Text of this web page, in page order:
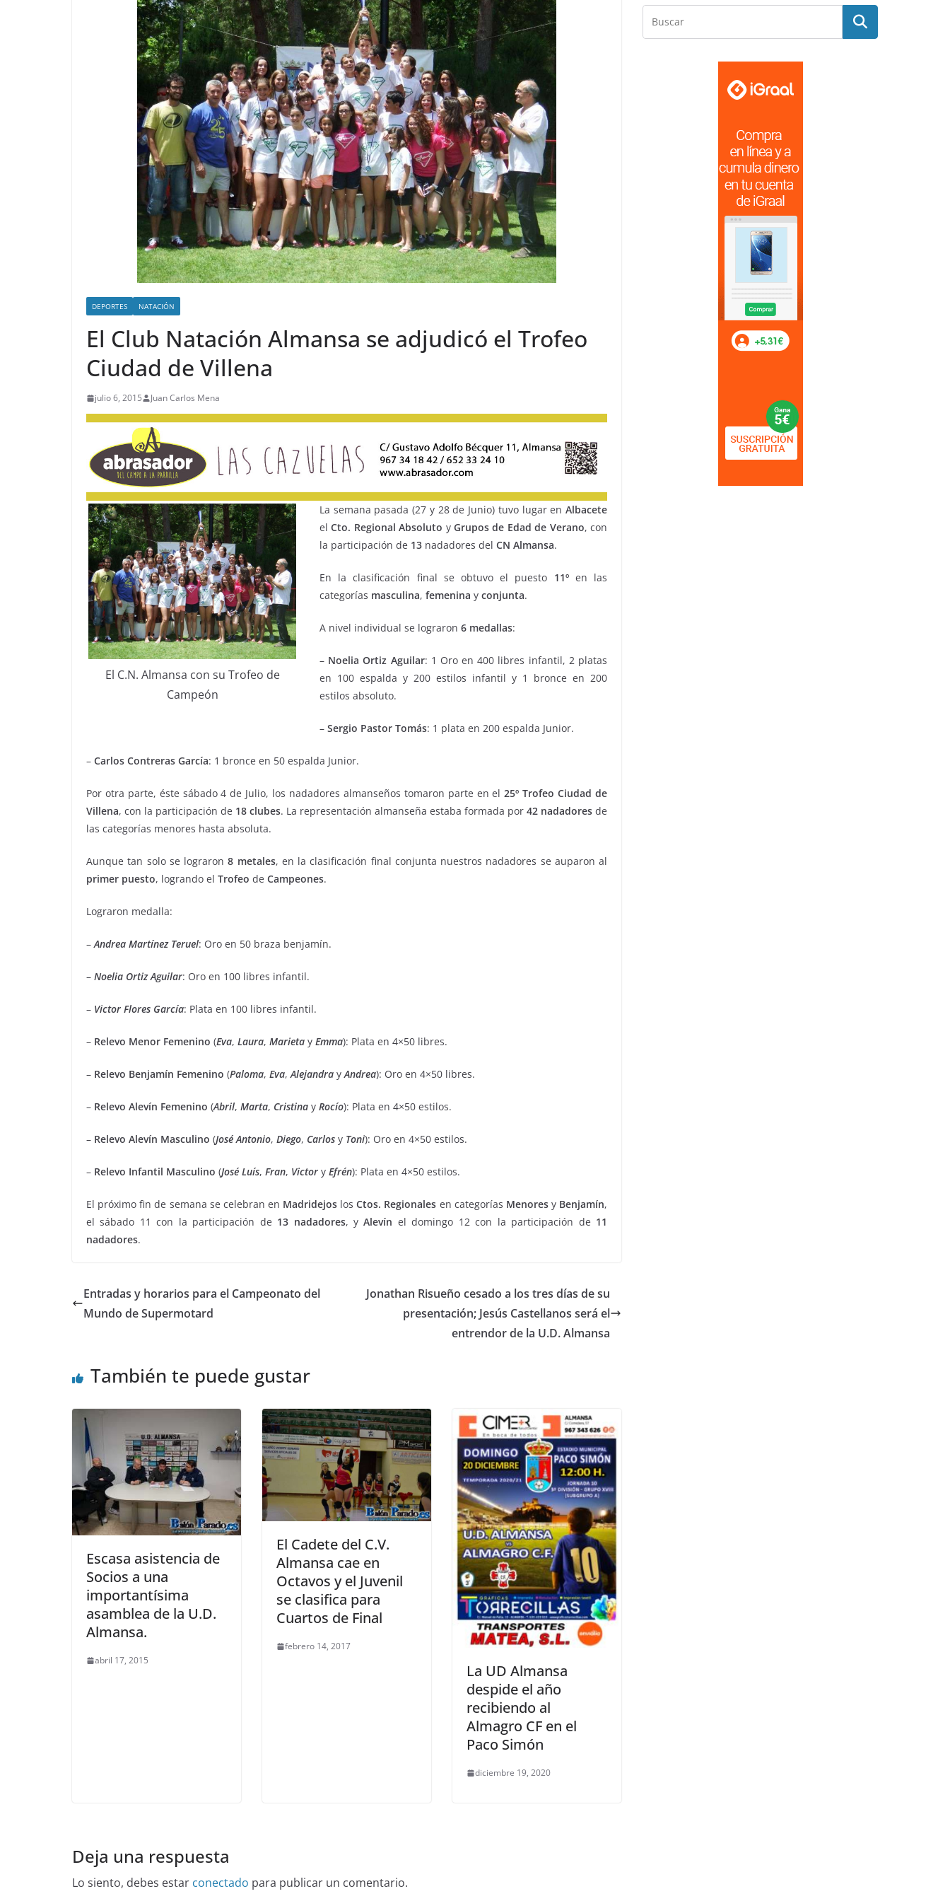
DEPORTES NATACIÓN
El Club Natación Almansa se adjudicó el Trofeo
Ciudad de Villena
julio 6, 2015 Juan Carlos Mena
El C.N. Almansa con su Trofeo de
Campeón
La semana pasada (27 y 28 de Junio) tuvo lugar en Albacete
elCto. Regional Absoluto yGrupos de Edad de Verano, con
la participación de 13 nadadores del CN Almansa.
En la clasificación final se obtuvo el puesto 11ºen las
categorías masculina, femenina y conjunta.
A nivel individual se lograron 6 medallas:
– Noelia Ortiz Aguilar: 1 Oro en 400 libres infantil, 2 platas
en 100 espalda y 200 estilos infantil y 1 bronce en 200
estilos absoluto.
– Sergio Pastor Tomás: 1 plata en 200 espalda Junior.
– Carlos Contreras García: 1 bronce en 50 espalda Junior.
Por otra parte, éste sábado 4 de Julio, los nadadores almanseños tomaron parte en el25º Trofeo Ciudad de
Villena, con la participación de 18 clubes. La representación almanseña estaba formada por 42 nadadores de
las categorías menores hasta absoluta.
Aunque tan solo se lograron8 metales, en la clasificación final conjunta nuestros nadadores se auparon al
primer puesto, logrando el Trofeo de Campeones.
Lograron medalla:
–Andrea Martínez Teruel: Oro en 50 braza benjamín.
– Noelia Ortiz Aguilar: Oro en 100 libres infantil.
– Victor Flores García: Plata en 100 libres infantil.
– Relevo Menor Femenino (Eva, Laura, Marieta y Emma): Plata en 4×50 libres.
– Relevo Benjamín Femenino (Paloma, Eva,Alejandra yAndrea): Oro en 4×50 libres.
– Relevo Alevín Femenino (Abril, Marta, Cristina y Rocío): Plata en 4×50 estilos.
– Relevo Alevín Masculino (José Antonio, Diego, Carlos y Toni): Oro en 4×50 estilos.
– Relevo Infantil Masculino (José Luís, Fran, Victor y Efrén): Plata en 4×50 estilos.
El próximo fin de semana se celebran en Madridejos losCtos. Regionales en categorías Menoresy Benjamín,
el sábado 11 con la participación de 13 nadadores, yAlevín el domingo 12 con la participación de 11
nadadores.
Entradas y horarios para el Campeonato del
Mundo de Supermotard
Jonathan Risueño cesado a los tres días de su
presentación; Jesús Castellanos será el
entrendor de la U.D. Almansa
También te puede gustar
Escasa asistencia de
Socios a una
importantísima
asamblea de la U.D.
Almansa.
abril 17, 2015
El Cadete del C.V.
Almansa cae en
Octavos y el Juvenil
se clasifica para
Cuartos de Final
febrero 14, 2017
La UD Almansa
despide el año
recibiendo al
Almagro CF en el
Paco Simón
diciembre 19, 2020
Deja una respuesta
Lo siento, debes estar conectado para publicar un comentario.